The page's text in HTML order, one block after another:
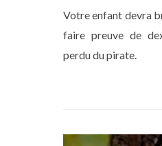
Votre enfant devra
faire preuve de
perdu du pirate.